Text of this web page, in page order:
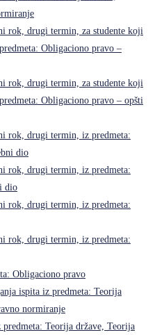
rok, drugi termin, za studente koji
Obligaciono pravo –
rok, drugi termin, za studente koji
Obligaciono pravo – opšti
rok, drugi termin, iz predmeta:
dio
rok, drugi termin, iz predmeta:
dio
rok, drugi termin, iz predmeta:
rok, drugi termin, iz predmeta:
Obligaciono pravo
ispita iz predmeta: Teorija
normiranje
Teorija države, Teorija